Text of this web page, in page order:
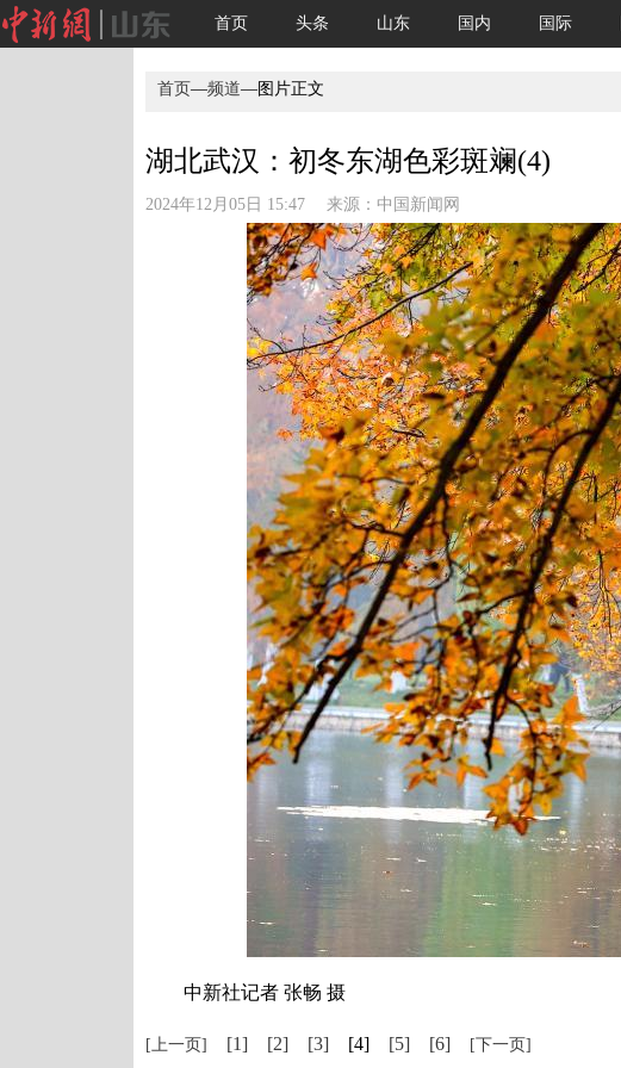
首页 头条 山东 国内 国际
首页—频道—图片正文
湖北武汉：初冬东湖色彩斑斓(4)
2024年12月05日 15:47 来源： 中国新闻网
中新社记者 张畅 摄
[上一页] [1] [2] [3] [4] [5] [6] [下一页]